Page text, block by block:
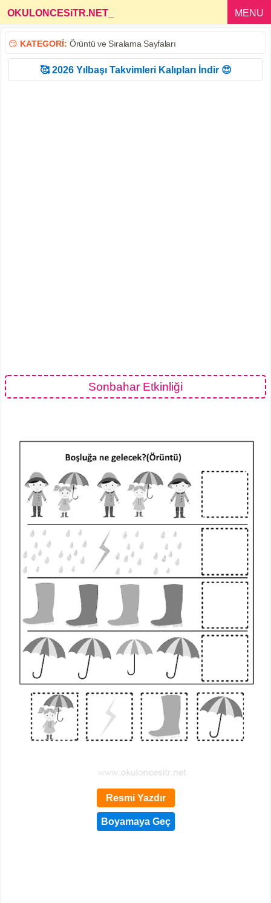
OKULONCESiTR.NET MENU
😏 KATEGORİ: Örüntü ve Sıralama Sayfaları
🥰 2026 Yılbaşı Takvimleri Kalıpları İndir 😍
Sonbahar Etkinliği
Resmi Yazdır